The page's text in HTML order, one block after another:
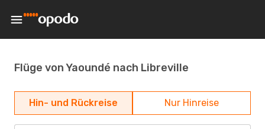
Flüge von Yaoundé nach Libreville
Hin- und Rückreise Nur Hinreise